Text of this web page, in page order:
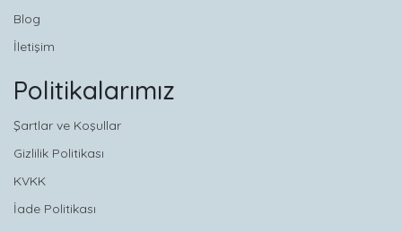
Blog
İletişim
Politikalarımız
Şartlar ve Koşullar
Gizlilik Politikası
KVKK
İade Politikası